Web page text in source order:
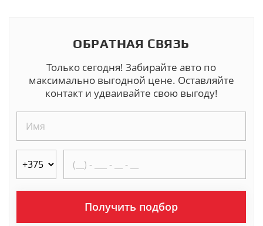
ОБРАТНАЯ СВЯЗЬ
Только сегодня! Забирайте авто по
максимально выгодной цене. Оставляйте
контакт и удваивайте свою выгоду!
Получить подбор